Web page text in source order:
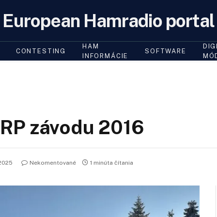
European Hamradio portal
CONTESTING
HAM
INFORMÁCIE
SOFTWARE
závodu 2016
Nekomentované 1 minúta čítania